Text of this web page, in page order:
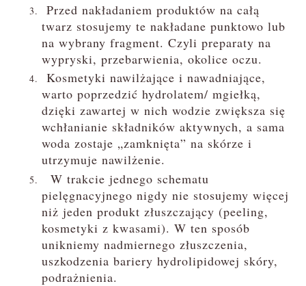
Przed nakładaniem produktów na całą
twarz stosujemy te nakładane punktowo lub
na wybrany fragment. Czyli preparaty na
wypryski, przebarwienia, okolice oczu.
Kosmetyki nawilżające i nawadniające,
warto poprzedzić hydrolatem/ mgiełką,
dzięki zawartej w nich wodzie zwiększa się
wchłanianie składników aktywnych, a sama
woda zostaje „zamknięta” na skórze i
utrzymuje nawilżenie.
W trakcie jednego schematu
pielęgnacyjnego nigdy nie stosujemy więcej
niż jeden produkt złuszczający (peeling,
kosmetyki z kwasami). W ten sposób
unikniemy nadmiernego złuszczenia,
uszkodzenia bariery hydrolipidowej skóry,
podrażnienia.